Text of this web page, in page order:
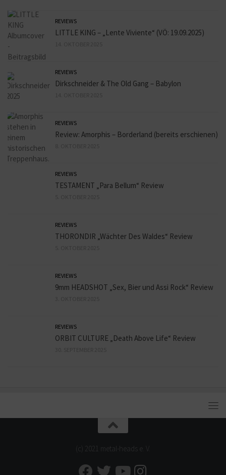
REVIEWS
LITTLE KING – „Lente Viviente“ (VÖ: 19.09.2025)
REVIEWS
Dirkschneider & The Old Gang – Babylon
REVIEWS
Review: Amorphis – Borderland (bereits erschienen)
REVIEWS
TESTAMENT „Para Bellum“ Review
REVIEWS
THORONDIR „Wächter Des Waldes“ Review
REVIEWS
9mm HEADSHOT „Sex, Bier und Assi Rock“ Review
REVIEWS
ORBIT CULTURE „Death Above Life“ Review
(c) 2021 metal-heads e. V.